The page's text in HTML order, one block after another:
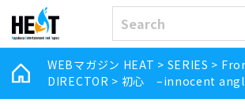
WEBマガジン HEAT > SERIES >
DIRECTOR > 初心 –innocent